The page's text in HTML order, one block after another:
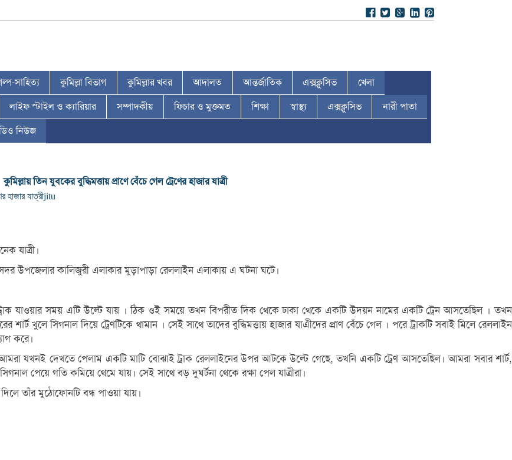
সাহিত্য কুমিল্লা বিভাগ কুমিল্লার খবর আদালত আন্তর্জাতিক এক্সক্লুসিভ খেলা
লাইফ স্টাইল ও ক্যারিয়ার সম্পাদকীয় ফিচার ও মুক্তমত শিক্ষা স্বাস্থ্য এক্সক্লুসিভ নারী পাতা
নিউজ
কুমিল্লায় তিন যুবকের বুদ্ধিমত্তায় প্রাণে বেঁচে গেল ট্রেণের হাজার যাত্রী
হাজার যাত্রীjitu
যাত্রী।
সদর উপজেলার কালিজুরী এলাকার মুড়াপাড়া রেললাইন এলাকায় এ ঘটনা ঘটে।
যাওয়ার সময় এটি উল্টে যায় । ঠিক ওই সময়ে তখন বিপরীত দিক থেকে ঢাকা থেকে একটি উদয়ন নামের একটি ট্রেন আসতেছিল । তখন
খুলে সিগনাল দিয়ে ট্রেণটিকে থামান । সেই সাথে তাদের বুদ্ধিমত্তায় হাজার যাএীদের প্রাণ বেঁচে গেল । পরে ট্রাকটি সবাই মিলে রেললাইন
করে।
যখনই দেখতে পেলাম একটি মাটি বোঝাই ট্রাক রেললাইনের উপর আটকে উল্টে গেছে, তখনি একটি ট্রেণ আসতেছিল। আমরা সবার শার্ট,
পেয়ে গতি কমিয়ে থেমে যায়। সেই সাথে বড় দুঘর্টনা থেকে রক্ষা পেল যাত্রীরা।
তাঁর মুঠোফোনটি বন্ধ পাওয়া যায়।